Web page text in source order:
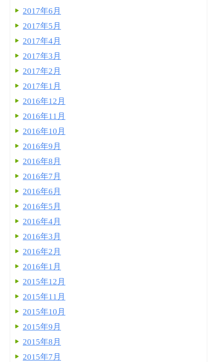
2017年6月
2017年5月
2017年4月
2017年3月
2017年2月
2017年1月
2016年12月
2016年11月
2016年10月
2016年9月
2016年8月
2016年7月
2016年6月
2016年5月
2016年4月
2016年3月
2016年2月
2016年1月
2015年12月
2015年11月
2015年10月
2015年9月
2015年8月
2015年7月